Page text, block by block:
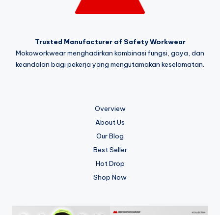
Trusted Manufacturer of Safety Workwear
Mokoworkwear menghadirkan kombinasi fungsi, gaya, dan
keandalan bagi pekerja yang mengutamakan keselamatan.
Overview
About Us
Our Blog
Best Seller
Hot Drop
Shop Now